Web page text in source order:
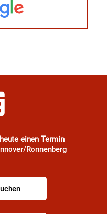
einen Termin
Ronnenberg